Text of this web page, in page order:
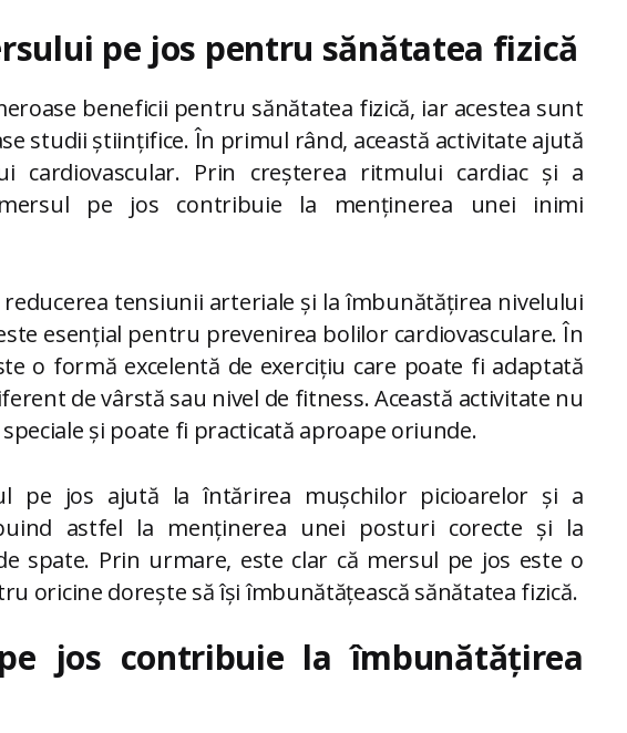
pe jos pentru sănătatea fizică
beneficii pentru sănătatea fizică, iar acestea sunt
studii științifice. În primul rând, această activitate ajută
cardiovascular. Prin creșterea ritmului cardiac și a
pe jos contribuie la menținerea unei inimi
reducerea tensiunii arteriale și la îmbunătățirea nivelului
esențial pentru prevenirea bolilor cardiovasculare. În
o formă excelentă de exercițiu care poate fi adaptată
de vârstă sau nivel de fitness. Această activitate nu
și poate fi practicată aproape oriunde.
pe jos ajută la întărirea mușchilor picioarelor și a
astfel la menținerea unei posturi corecte și la
spate. Prin urmare, este clar că mersul pe jos este o
oricine dorește să își îmbunătățească sănătatea fizică.
jos contribuie la îmbunătățirea